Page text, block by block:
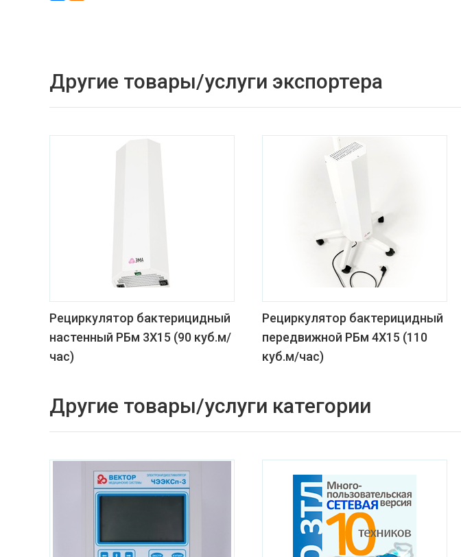
Другие товары/услуги экспортера
Рециркулятор бактерицидный
настенный РБм 3Х15 (90 куб.м/
час)
Рециркулятор бактерицидный
передвижной РБм 4Х15 (110
куб.м/час)
Другие товары/услуги категории